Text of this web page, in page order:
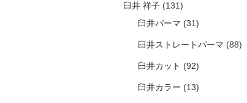
臼井 祥子(131)
臼井パーマ (31)
臼井ストレートパーマ (88)
臼井カット (92)
臼井カラー (13)